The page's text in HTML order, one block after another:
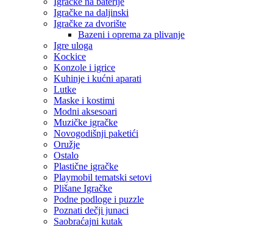
Igračke na daljinski
‎Igračke za dvorište
Bazeni i oprema za plivanje
Igre uloga
Kockice
Konzole i igrice
Kuhinje i kućni aparati
Lutke
Maske i kostimi
Modni aksesoari
Muzičke igračke
Novogodišnji paketići
Oružje
Ostalo
Plastične igračke
Playmobil tematski setovi
Plišane Igračke
Podne podloge i puzzle
Poznati dečji junaci
Saobraćajni kutak